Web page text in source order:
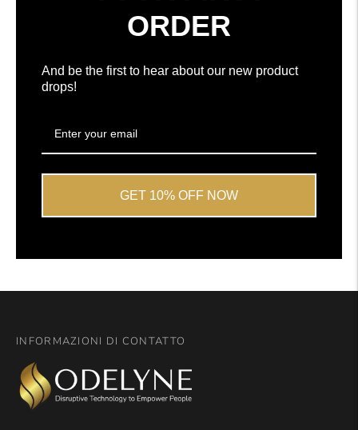
da
Okendo
ORDER
And be the first to hear about our new product
drops!
GET 10% OFF NOW
INFORMAZIONI DI CONTATTO